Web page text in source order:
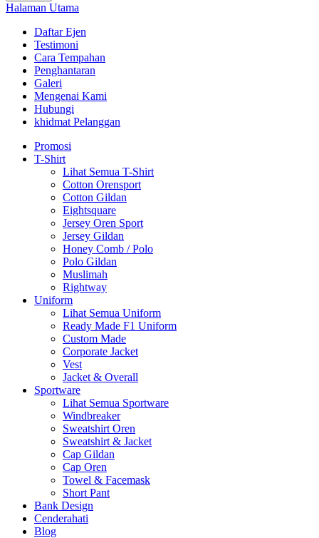
Halaman Utama
Daftar Ejen
Testimoni
Cara Tempahan
Penghantaran
Galeri
Mengenai Kami
Hubungi
khidmat Pelanggan
Promosi
T-Shirt
Lihat Semua T-Shirt
Cotton Orensport
Cotton Gildan
Eightsquare
Jersey Oren Sport
Jersey Gildan
Honey Comb / Polo
Polo Gildan
Muslimah
Rightway
Uniform
Lihat Semua Uniform
Ready Made F1 Uniform
Custom Made
Corporate Jacket
Vest
Jacket & Overall
Sportware
Lihat Semua Sportware
Windbreaker
Sweatshirt Oren
Sweatshirt & Jacket
Cap Gildan
Cap Oren
Towel & Facemask
Short Pant
Bank Design
Cenderahati
Blog